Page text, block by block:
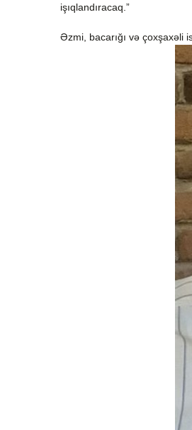
işıqlandıracaq.”
Əzmi, bacarığı və çoxşaxəli